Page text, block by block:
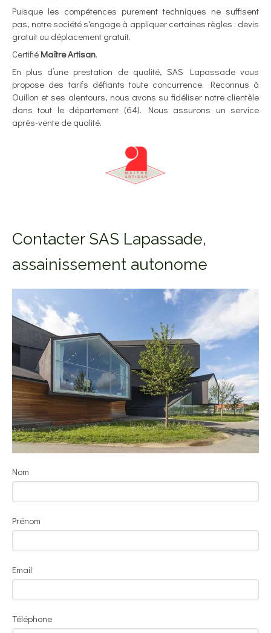
Puisque les compétences purement techniques ne suffisent
pas, notre société s'engage à appliquer certaines règles : devis
gratuit ou déplacement gratuit.
Certifié Maître Artisan.
En plus d’une prestation de qualité, SAS Lapassade vous
propose des tarifs défiants toute concurrence. Reconnus à
Ouillon et ses alentours, nous avons su fidéliser notre clientèle
dans tout le département (64). Nous assurons un service
après-vente de qualité.
Contacter SAS Lapassade,
assainissement autonome
Nom
Prénom
Email
Téléphone